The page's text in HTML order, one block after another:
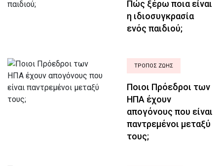
Πώς ξέρω ποια είναι
η ιδιοσυγκρασία
ενός παιδιού;
ΤΡΟΠΟΣ ΖΩΗΣ
Ποιοι Πρόεδροι των
ΗΠΑ έχουν
απογόνους που είναι
παντρεμένοι μεταξύ
τους;